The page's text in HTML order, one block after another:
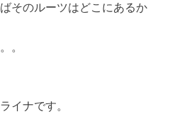
そのルーツはどこにあるか
。
イナです。